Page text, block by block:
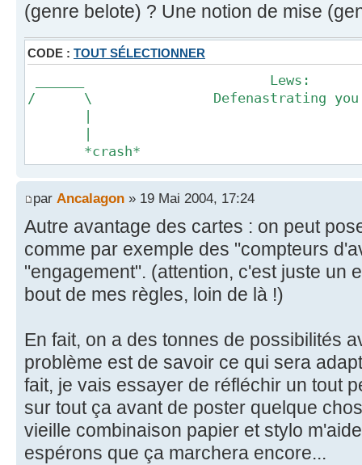
(genre belote) ? Une notion de mise
CODE : TOUT SÉLECTIONNER
______ Lews:
/ \ Defenastrating you
|
|
*crash*
par Ancalagon » 19 Mai 2004, 17:24
Autre avantage des cartes : on peut
comme par exemple des "compteurs
"engagement". (attention, c'est juste un
bout de mes règles, loin de là !)
En fait, on a des tonnes de possibilités
problème est de savoir ce qui sera
fait, je vais essayer de réfléchir un tout
sur tout ça avant de poster quelque
vieille combinaison papier et stylo
espérons que ça marchera encore...